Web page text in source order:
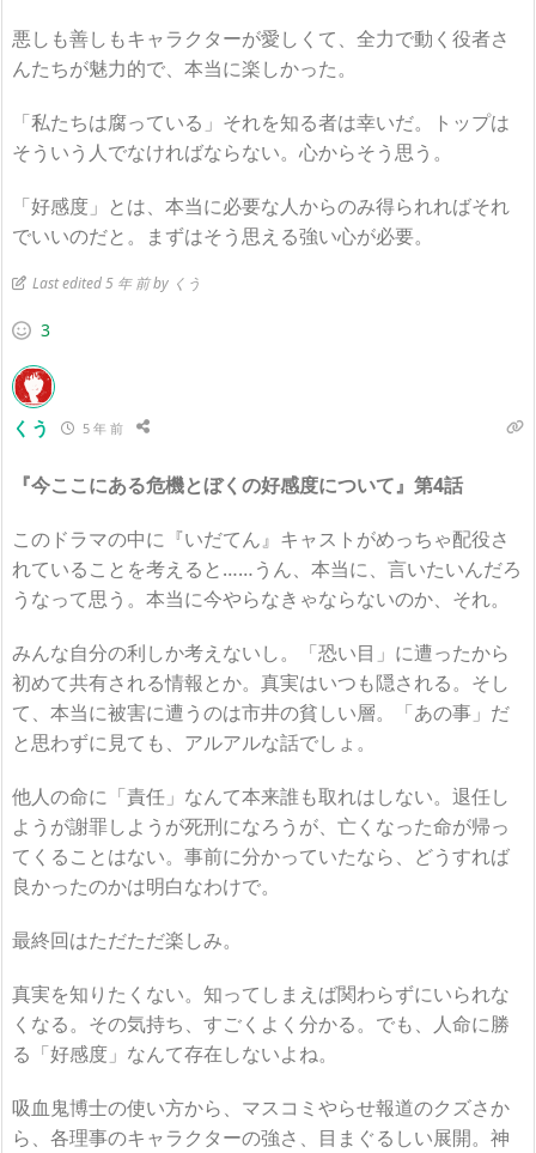
悪しも善しもキャラクターが愛しくて、全力で動く役者さ
んたちが魅力的で、本当に楽しかった。
「私たちは腐っている」それを知る者は幸いだ。トップは
そういう人でなければならない。心からそう思う。
「好感度」とは、本当に必要な人からのみ得られればそれ
でいいのだと。まずはそう思える強い心が必要。
Last edited 5 年 前 by くう
3
くう 5 年 前
『今ここにある危機とぼくの好感度について』第4話
このドラマの中に『いだてん』キャストがめっちゃ配役さ
れていることを考えると……うん、本当に、言いたいんだろ
うなって思う。本当に今やらなきゃならないのか、それ。
みんな自分の利しか考えないし。「恐い目」に遭ったから
初めて共有される情報とか。真実はいつも隠される。そし
て、本当に被害に遭うのは市井の貧しい層。「あの事」だ
と思わずに見ても、アルアルな話でしょ。
他人の命に「責任」なんて本来誰も取れはしない。退任し
ようが謝罪しようが死刑になろうが、亡くなった命が帰っ
てくることはない。事前に分かっていたなら、どうすれば
良かったのかは明白なわけで。
最終回はただただ楽しみ。
真実を知りたくない。知ってしまえば関わらずにいられな
くなる。その気持ち、すごくよく分かる。でも、人命に勝
る「好感度」なんて存在しないよね。
吸血鬼博士の使い方から、マスコミやらせ報道のクズさか
ら、各理事のキャラクターの強さ、目まぐるしい展開。神